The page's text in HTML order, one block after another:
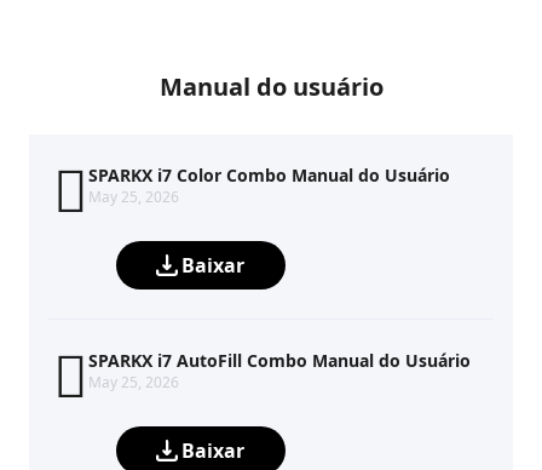
Manual do usuário
SPARKX i7 Color Combo Manual do Usuário
May 25, 2026
Baixar
SPARKX i7 AutoFill Combo Manual do Usuário
May 25, 2026
Baixar